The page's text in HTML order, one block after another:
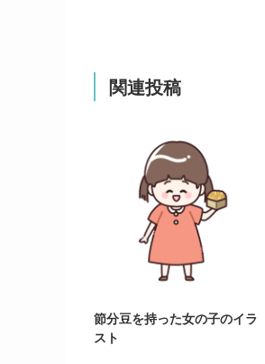
関連投稿
節分豆を持った女の子のイラ
スト